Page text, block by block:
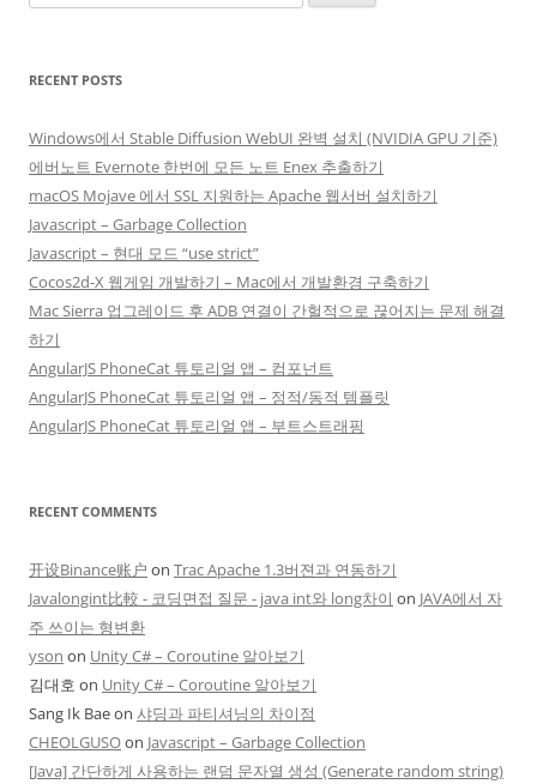
for:
RECENT POSTS
Windows에서 Stable Diffusion WebUI 완벽 설치 (NVIDIA GPU 기준)
에버노트 Evernote 한번에 모든 노트 Enex 추출하기
macOS Mojave 에서 SSL 지원하는 Apache 웹서버 설치하기
Javascript – Garbage Collection
Javascript – 현대 모드 “use strict”
Cocos2d-X 웹게임 개발하기 – Mac에서 개발환경 구축하기
Mac Sierra 업그레이드 후 ADB 연결이 간헐적으로 끊어지는 문제 해결
하기
AngularJS PhoneCat 튜토리얼 앱 – 컴포넌트
AngularJS PhoneCat 튜토리얼 앱 – 정적/동적 템플릿
AngularJS PhoneCat 튜토리얼 앱 – 부트스트래핑
RECENT COMMENTS
开设Binance账户 on Trac Apache 1.3버젼과 연동하기
Javalongint比較 - 코딩면접 질문 - java int와 long차이 on JAVA에서 자
주 쓰이는 형변환
yson on Unity C# – Coroutine 알아보기
김대호 on Unity C# – Coroutine 알아보기
Sang Ik Baeon 샤딩과 파티셔닝의 차이점
CHEOLGUSOon Javascript – Garbage Collection
[Java] 간단하게 사용하는 랜덤 문자열 생성 (Generate random string)